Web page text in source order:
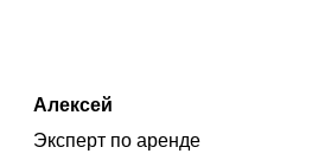
Алексей
Эксперт по аренде